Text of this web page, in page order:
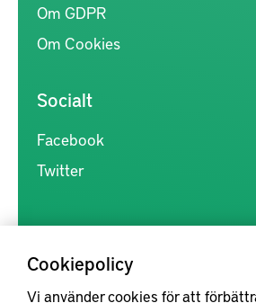
Cookiepolicy
Vi använder cookies för att
Om GDPR
Om Cookies
Socialt
Facebook
Twitter